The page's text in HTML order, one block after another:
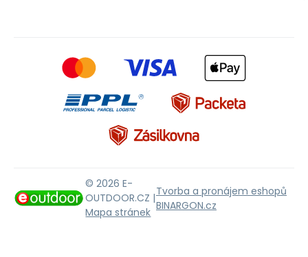
© 2026 E-
OUTDOOR.CZ |
Mapa stránek
Tvorba a pronájem eshopů
BINARGON.cz